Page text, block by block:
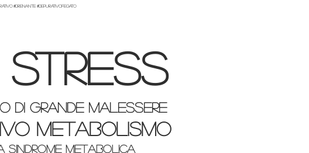
#Drenante #DepurativoFegato
di grande malessere
metabolismo
metabolica